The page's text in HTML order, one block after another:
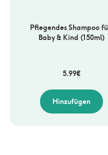
Pflegendes Shampoo
Baby & Kind (150ml)
5.99€
Hinzufügen